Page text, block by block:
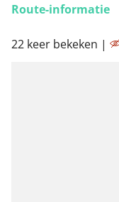
Route-informatie
22 keer bekeken |